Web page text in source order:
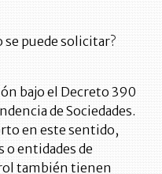
se puede solicitar?
bajo el Decreto 390
de Sociedades.
en este sentido,
entidades de
también tienen